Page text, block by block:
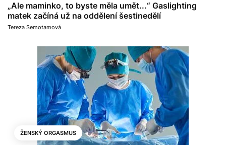
„Ale maminko, to byste měla umět...“ Gaslighting
matek začíná už na oddělení šestinedělí
Tereza Semotamová
ŽENSKÝ ORGASMUS